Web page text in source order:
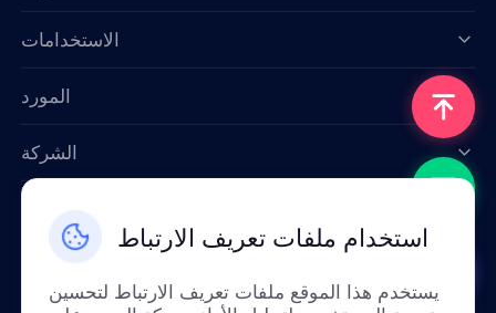
استخدام ملفات تعريف الارتباط
يستخدم هذا الموقع ملفات تعريف الارتباط لتحسين
الاستخدامات
المورد
الشركة
Email: support@smartproxy.org